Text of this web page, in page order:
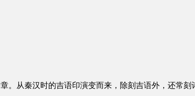
。从秦汉时的吉语印演变而来，除刻吉语外，还常